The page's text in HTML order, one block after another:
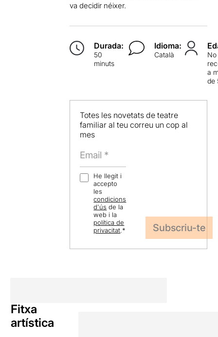
va decidir néixer.
Durada:
50
minuts
Idioma:
Català
No
a
de
Totes les novetats de teatre
familiar al teu correu un cop al
mes
He llegit i
accepto
les
condicions
d'ús de la
web i la
política de
privacitat.*
Fitxa
artística